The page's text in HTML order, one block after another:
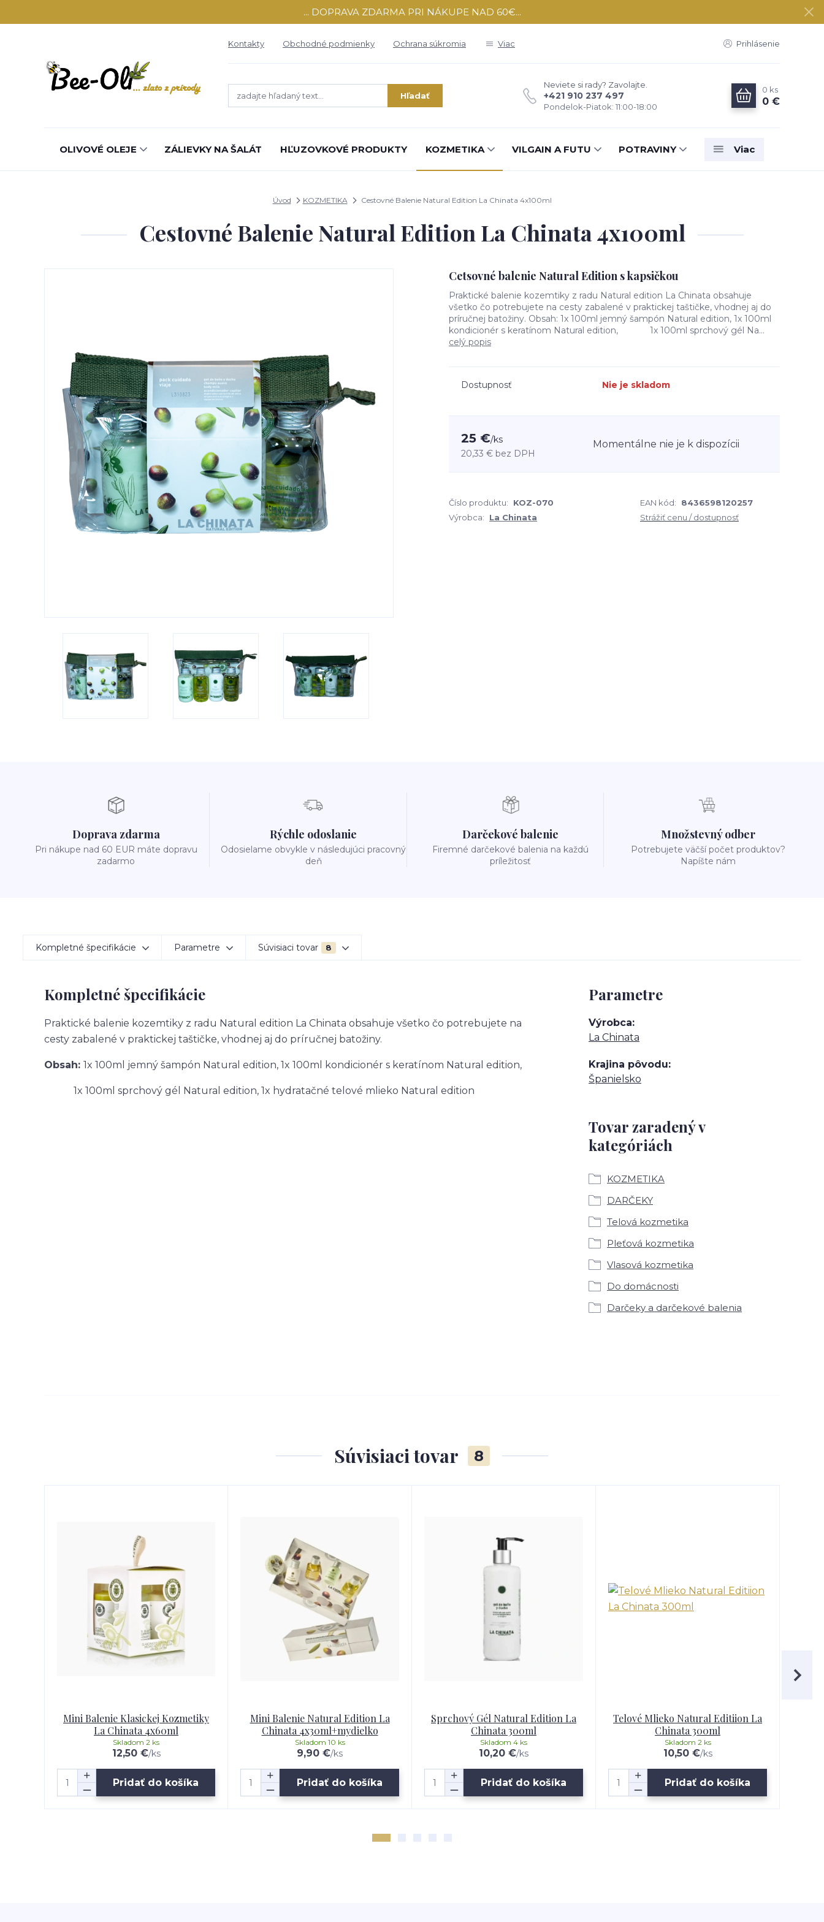
... DOPRAVA ZDARMA PRI NÁKUPE NAD 60€...
Kontakty Obchodné podmienky Ochrana súkromia Viac Prihlásenie
Hľadať
Neviete si rady? Zavolajte.
+421 910 237 497
Pondelok-Piatok: 11:00-18:00
0 ks
0 €
OLIVOVÉ OLEJE ZÁLIEVKY NA ŠALÁT HĽUZOVKOVÉ PRODUKTY KOZMETIKA VILGAIN A FUTU POTRAVINY Viac
Úvod KOZMETIKA Cestovné Balenie Natural Edition La Chinata 4x100ml
Cestovné Balenie Natural Edition La Chinata 4x100ml
Cetsovné balenie Natural Edition s kapsičkou
Praktické balenie kozemtiky z radu Natural edition La Chinata obsahuje
všetko čo potrebujete na cesty zabalené v praktickej taštičke, vhodnej aj do
príručnej batožiny. Obsah: 1x 100ml jemný šampón Natural edition, 1x 100ml
kondicionér s keratínom Natural edition, 1x 100ml sprchový gél Na...
celý popis
Dostupnosť Nie je skladom
25 €/ks
20,33 € bez DPH
Momentálne nie je k dispozícii
Číslo produktu: KOZ-070 EAN kód:
8436598120257
Výrobca:
La Chinata Strážiť cenu / dostupnosť
Doprava zdarma
Pri nákupe nad 60 EUR máte dopravu
zadarmo
Rýchle odoslanie
Odosielame obvykle v následujúci pracovný
deň
Darčekové balenie
Firemné darčekové balenia na každú
príležitosť
Množstevný odber
Potrebujete väčší počet produktov?
Napíšte nám
Kompletné špecifikácie Parametre Súvisiaci tovar 8
Kompletné špecifikácie
Praktické balenie kozemtiky z radu Natural edition La Chinata obsahuje všetko čo potrebujete na
cesty zabalené v praktickej taštičke, vhodnej aj do príručnej batožiny.
Obsah: 1x 100ml jemný šampón Natural edition, 1x 100ml kondicionér s keratínom Natural edition,
1x 100ml sprchový gél Natural edition, 1x hydratačné telové mlieko Natural edition
Parametre
Výrobca
La Chinata
Krajina pôvodu
Španielsko
Tovar zaradený v
kategóriách
KOZMETIKA
DARČEKY
Telová kozmetika
Pleťová kozmetika
Vlasová kozmetika
Do domácnosti
Darčeky a darčekové balenia
Súvisiaci tovar 8
Mini Balenie Klasickej Kozmetiky
La Chinata 4x60ml
12,50 €/ks
Skladom 2 ks
Pridať do košíka
Mini Balenie Natural Edition La
Chinata 4x30ml+mydielko
9,90 €/ks
Skladom 10 ks
Pridať do košíka
Sprchový Gél Natural Edition La
Chinata 300ml
10,20 €/ks
Skladom 4 ks
Pridať do košíka
Telové Mlieko Natural Editiion La
Chinata 300ml
10,50 €/ks
Skladom 2 ks
Pridať do košíka